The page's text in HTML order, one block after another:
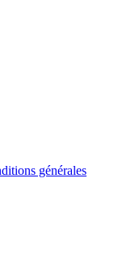
générales